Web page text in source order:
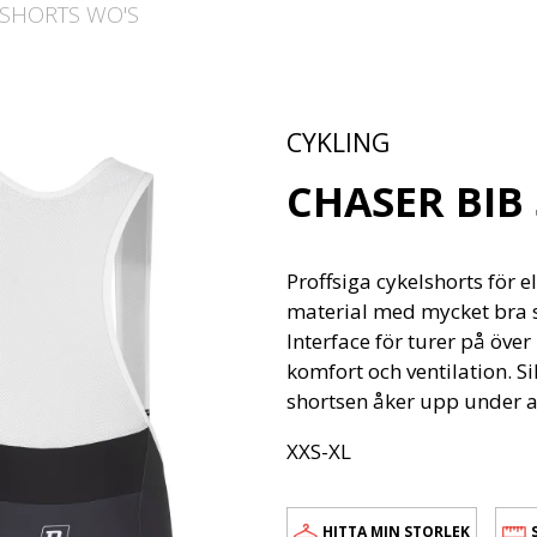
WO'S
CYKLING
CHASER
Proffsiga cykelshorts för
material med mycket bra
Interface för turer på
komfort och ventilation.
shortsen åker upp under
XXS-XL
HITTA MIN STORLEK